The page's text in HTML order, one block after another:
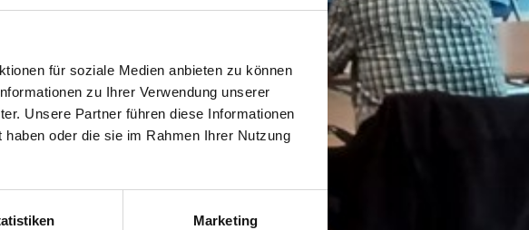
für soziale Medien anbieten zu können
zu Ihrer Verwendung unserer
Unsere Partner führen diese Informationen
oder die sie im Rahmen Ihrer Nutzung
Marketing